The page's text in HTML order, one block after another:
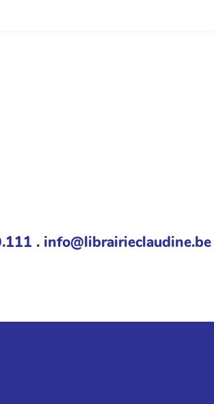
. info@librairieclaudine.be